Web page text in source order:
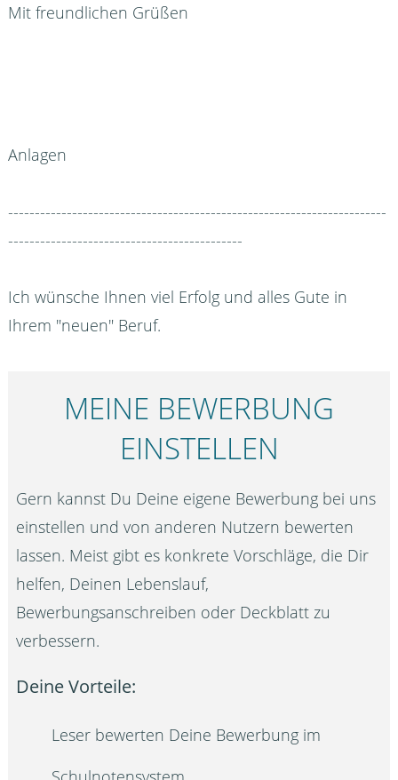
Mit freundlichen Grüßen
Anlagen
-----------------------------------------------------------------------
--------------------------------------------
Ich wünsche Ihnen viel Erfolg und alles Gute in
Ihrem "neuen" Beruf.
MEINE BEWERBUNG
EINSTELLEN
Gern kannst Du Deine eigene Bewerbung bei uns
einstellen und von anderen Nutzern bewerten
lassen. Meist gibt es konkrete Vorschläge, die Dir
helfen, Deinen Lebenslauf,
Bewerbungsanschreiben oder Deckblatt zu
verbessern.
Deine Vorteile:
Leser bewerten Deine Bewerbung im